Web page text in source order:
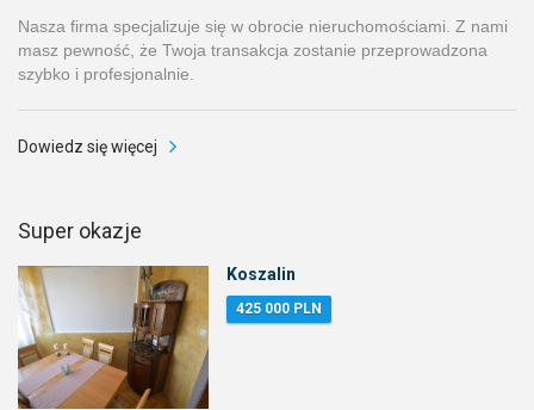
Nasza firma specjalizuje się w obrocie nieruchomościami. Z nami
masz pewność, że Twoja transakcja zostanie przeprowadzona
szybko i profesjonalnie.
Dowiedz się więcej
Super okazje
Koszalin
425 000 PLN